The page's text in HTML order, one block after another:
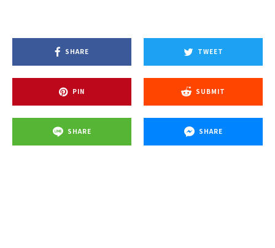
SHARE TWEET
PIN SUBMIT
SHARE SHARE